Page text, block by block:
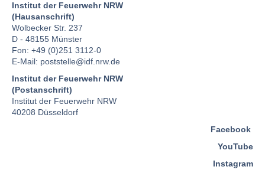
Institut der Feuerwehr NRW
(Hausanschrift)
Wolbecker Str. 237
D - 48155 Münster
Fon: +49 (0)251 3112-0
E-Mail: poststelle@idf.nrw.de
Institut der Feuerwehr NRW
(Postanschrift)
Institut der Feuerwehr NRW
40208 Düsseldorf
Facebook
YouTube
Instagram